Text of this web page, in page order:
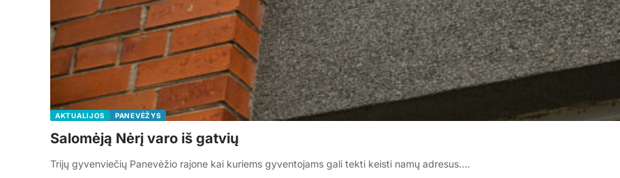
AKTUALIJOS PANEVĖŽYS
Salomėją Nėrį varo iš gatvių
Trijų gyvenviečių Panevėžio rajone kai kuriems gyventojams gali tekti keisti namų adresus.…